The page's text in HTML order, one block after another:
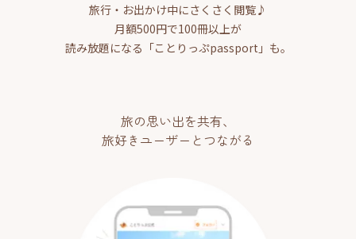
旅行・お出かけ中にさくさく閲覧♪
月額500円で100冊以上が
読み放題になる「ことりっぷpassport」も。
旅の思い出を共有、
旅好きユーザーとつながる